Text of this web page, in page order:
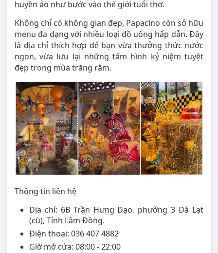
huyền ảo như bước vào thế giới tuổi thơ.
Không chỉ có không gian đẹp, Papacino còn sở hữu
menu đa dạng với nhiều loại đồ uống hấp dẫn. Đây
là địa chỉ thích hợp để bạn vừa thưởng thức nước
ngon, vừa lưu lại những tấm hình kỷ niệm tuyệt
đẹp trong mùa trăng rằm.
Thông tin liên hệ
Địa chỉ: 6B Trần Hưng Đạo, phường 3 Đà Lạt
(cũ), Tỉnh Lâm Đồng.
Điện thoại: 036 407 4882
Giờ mở cửa: 08:00 - 22:00